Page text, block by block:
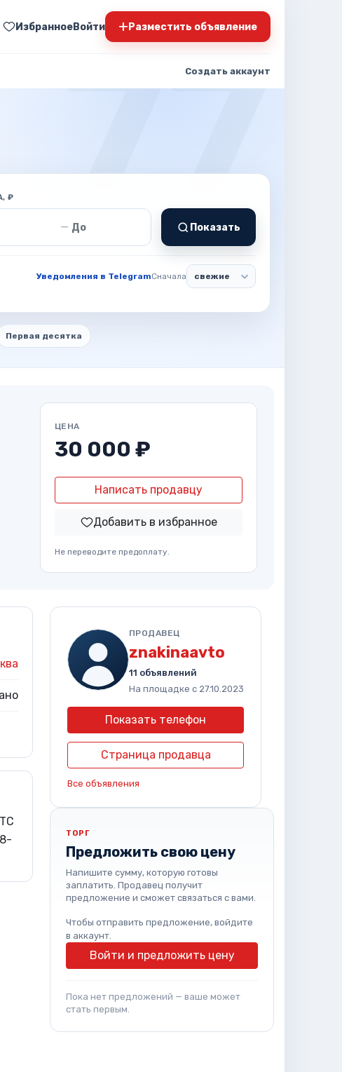
ИзбранноеВойти + Разместить объявление
Создать аккаунт
₽
от — Цена до Показать
Уведомления в TelegramСначала
Первая десятка
ЦЕНА
30 000 ₽
Написать продавцу
Добавить в избранное
Не переводите предоплату.
ПРОДАВЕЦ
znakinaavto
11 объявлений
На площадке с 27.10.2023
Показать телефон
Страница продавца
Все объявления
ТОРГ
Предложить свою цену
Напишите сумму, которую готовы
заплатить. Продавец получит
предложение и сможет связаться с вами.
Чтобы отправить предложение, войдите
в аккаунт.
Войти и предложить цену
Пока нет предложений — ваше может
стать первым.